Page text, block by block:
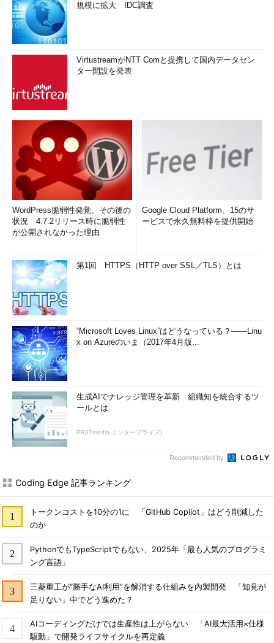
規模に拡大 IDC調査
VirtustreamがNTT Comと提携して国内データセン
ター開設を発表
WordPress脆弱性発覚、その後の
状況 4.7.2リリース時に脆弱性
が公開されなかった理由
Google Cloud Platform、15のサ
ービスで永久無料枠を提供開始
第1回 HTTPS（HTTP over SSL／TLS）とは
“Microsoft Loves Linux”はどうなっている？――Linu
x on Azureのいま（2017年4月版...
生成AIでナレッジ管理を革新 組織知を統合するツ
ールとは
PR(ITmedia エンタープライズ)
Recommended by
Coding Edge 記事ランキング
トークンコストを10分の1に 「GitHub Copilot」はどう削減した
のか
PythonでもTypeScriptでもない、2025年「最も人気のプログラミ
ング言語」
三菱重工が“勝手なAI利用”を解消する仕組みを内製開発 「知見が
足りない」中でどう進めた？
AIコーディングだけでは生産性は上がらない 「AI最大活用×仕様
駆動」で開発ライフサイクルを再定義